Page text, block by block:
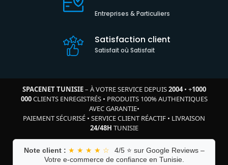
Entreprises & Particuliers
Satisfaction client
Satisfait où Satisfait
SPACENET TUNISIE– À VOTRE SERVICE DEPUIS2004• +1000
000CLIENTS ENREGISTRÉS• PRODUITS 100% AUTHENTIQUES
AVEC GARANTIE•
PAIEMENT SÉCURISÉ • SERVICE CLIENT RÉACTIF • LIVRAISON
24/48H TUNISIE
Note client : ★ ★ ★ ★ ☆
4/5 ⭐ sur Google Reviews –
Votre e-commerce de confiance en Tunisie.